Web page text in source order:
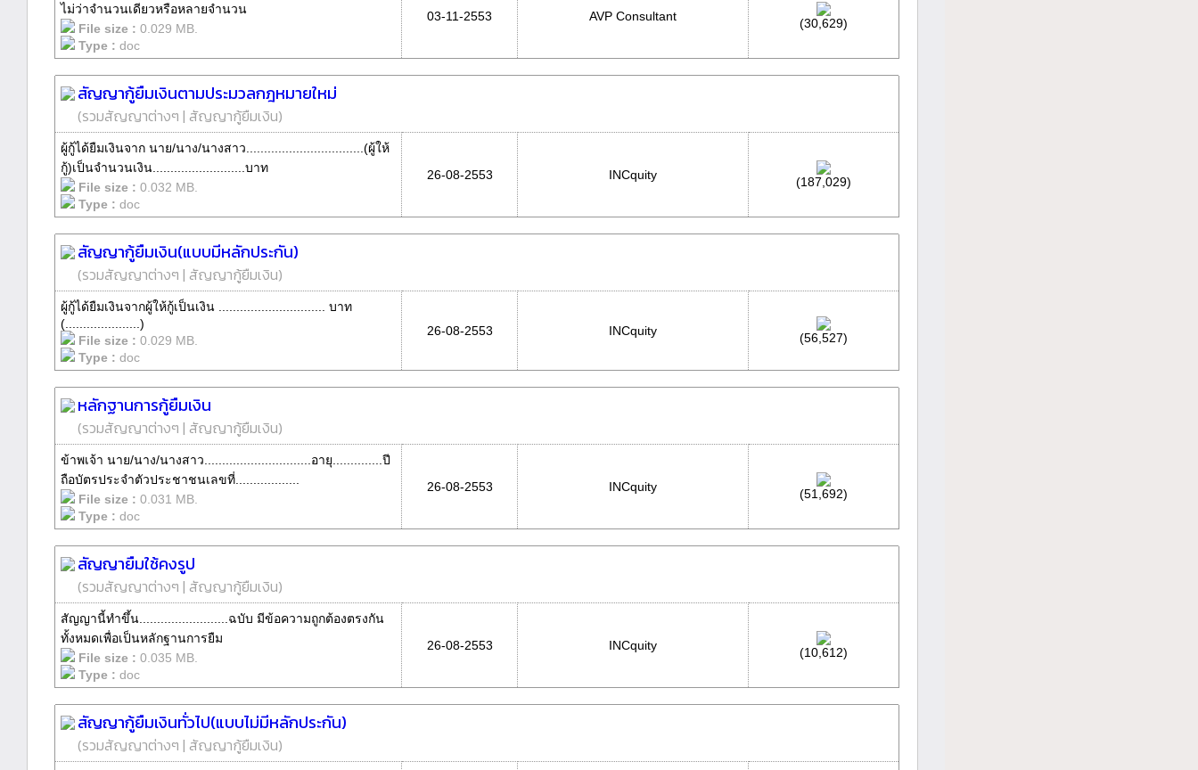
ไม่ว่าจำนวนเดียวหรือหลายจำนวน
File size : 0.029 MB.
Type : doc
03-11-2553 AVP Consultant (30,629)
สัญญากู้ยืมเงินตามประมวลกฎหมายใหม่
(รวมสัญญาต่างๆ | สัญญากู้ยืมเงิน)
ผู้กู้ได้ยืมเงินจาก นาย/นาง/นางสาว.................................(ผู้ให้
กู้)เป็นจำนวนเงิน..........................บาท
File size : 0.032 MB.
Type : doc
26-08-2553 INCquity (187,029)
สัญญากู้ยืมเงิน(แบบมีหลักประกัน)
(รวมสัญญาต่างๆ | สัญญากู้ยืมเงิน)
ผู้กู้ได้ยืมเงินจากผู้ให้กู้เป็นเงิน .............................. บาท
(.....................)
File size : 0.029 MB.
Type : doc
26-08-2553 INCquity (56,527)
หลักฐานการกู้ยืมเงิน
(รวมสัญญาต่างๆ | สัญญากู้ยืมเงิน)
ข้าพเจ้า นาย/นาง/นางสาว..............................อายุ..............ปี
ถือบัตรประจำตัวประชาชนเลขที่..................
File size : 0.031 MB.
Type : doc
26-08-2553 INCquity (51,692)
สัญญายืมใช้คงรูป
(รวมสัญญาต่างๆ | สัญญากู้ยืมเงิน)
สัญญานี้ทำขึ้น.........................ฉบับ มีข้อความถูกต้องตรงกัน
ทั้งหมดเพื่อเป็นหลักฐานการยืม
File size : 0.035 MB.
Type : doc
26-08-2553 INCquity (10,612)
สัญญากู้ยืมเงินทั่วไป(แบบไม่มีหลักประกัน)
(รวมสัญญาต่างๆ | สัญญากู้ยืมเงิน)